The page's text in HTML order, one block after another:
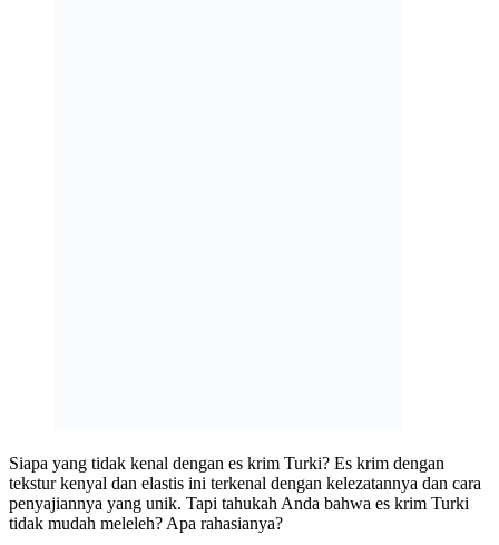
Siapa yang tidak kenal dengan es krim Turki? Es krim dengan
tekstur kenyal dan elastis ini terkenal dengan kelezatannya dan cara
penyajiannya yang unik. Tapi tahukah Anda bahwa es krim Turki
tidak mudah meleleh? Apa rahasianya?